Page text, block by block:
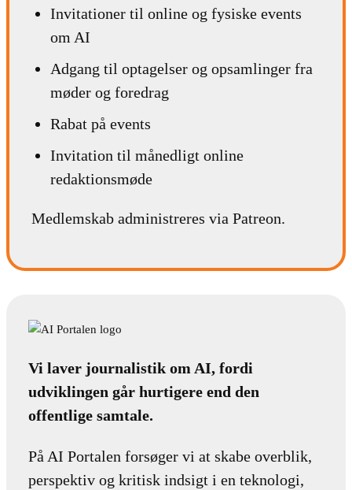
Invitationer til online og fysiske events
om AI
Adgang til optagelser og opsamlinger fra
møder og foredrag
Rabat på events
Invitation til månedligt online
redaktionsmøde
Medlemskab administreres via Patreon.
Vi laver journalistik om AI, fordi
udviklingen går hurtigere end den
offentlige samtale.
På AI Portalen forsøger vi at skabe overblik,
perspektiv og kritisk indsigt i en teknologi,